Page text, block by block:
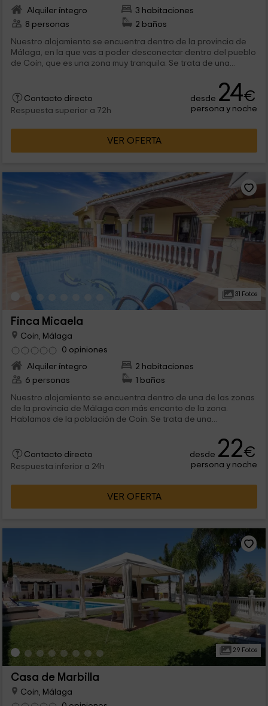
Alquiler íntegro
3 habitaciones
8 personas
2 baños
Nuestro alojamiento se encuentra dentro de la provincia de
Málaga, en la que vas a poder desconectar dentro del pueblo
de Coín, que es una zona muy tranquila. Se trata de una...
Contacto directo
Respuesta superior a 72h
desde 24€
persona y noche
VER OFERTA
31 Fotos
Finca Micaela
Coin, Málaga
0 opiniones
Alquiler íntegro
2 habitaciones
6 personas
1 baños
Nuestro alojamiento se encuentra dentro de una de las zonas
de la provincia de Málaga con más encanto de la zona.
Hablamos de la población de Coín. Se trata de una...
Contacto directo
Respuesta inferior a 24h
desde 22€
persona y noche
VER OFERTA
29 Fotos
Casa de Marbilla
Coin, Málaga